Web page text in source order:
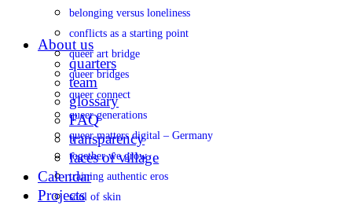
belonging versus loneliness
conflicts as a starting point
queer art bridge
queer bridges
queer connect
queer generations
queer matters digital – Germany
together we grow
training authentic eros
soul of skin
About us
quarters
team
glossary
FAQ
transparency
faces of village
Calendar
Projects